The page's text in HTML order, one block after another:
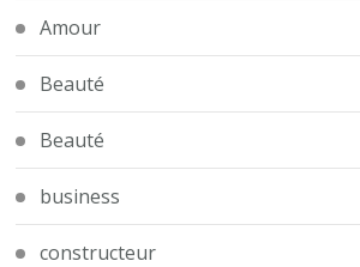
Amour
Beauté
Beauté
business
constructeur